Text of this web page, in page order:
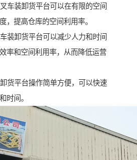
车装卸货平台可以在有限的空间
，提高仓库的空间利用率。
装卸货平台可以减少人力和时间
率和空间利用率，从而降低运营
货平台操作简单方便，可以快速
时间。